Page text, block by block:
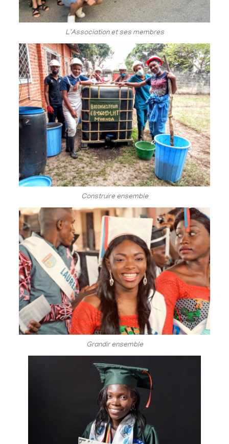
L'Association et ses membres
Construire ensemble
Grandir ensemble